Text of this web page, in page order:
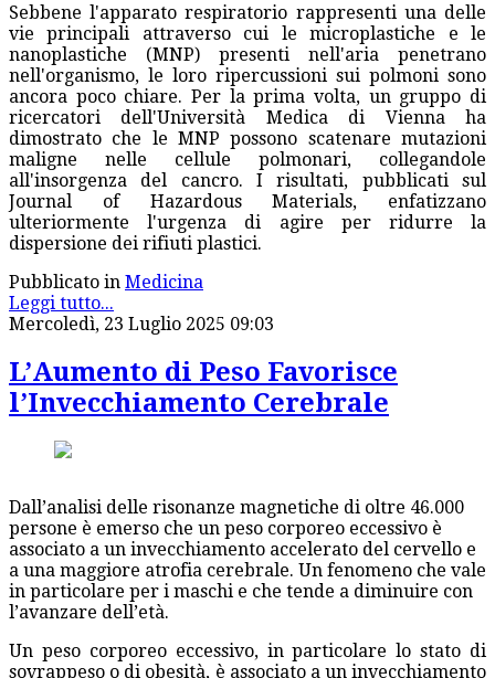
Sebbene l'apparato respiratorio rappresenti una delle
vie principali attraverso cui le microplastiche e le
nanoplastiche (MNP) presenti nell'aria penetrano
nell'organismo, le loro ripercussioni sui polmoni sono
ancora poco chiare. Per la prima volta, un gruppo di
ricercatori dell'Università Medica di Vienna ha
dimostrato che le MNP possono scatenare mutazioni
maligne nelle cellule polmonari, collegandole
all'insorgenza del cancro. I risultati, pubblicati sul
Journal of Hazardous Materials, enfatizzano
ulteriormente l'urgenza di agire per ridurre la
dispersione dei rifiuti plastici.
Pubblicato in Medicina
Leggi tutto...
Mercoledì, 23 Luglio 2025 09:03
L’Aumento di Peso Favorisce
l’Invecchiamento Cerebrale
Dall’analisi delle risonanze magnetiche di oltre 46.000
persone è emerso che un peso corporeo eccessivo è
associato a un invecchiamento accelerato del cervello e
a una maggiore atrofia cerebrale. Un fenomeno che vale
in particolare per i maschi e che tende a diminuire con
l’avanzare dell’età.
Un peso corporeo eccessivo, in particolare lo stato di
sovrappeso o di obesità, è associato a un invecchiamento